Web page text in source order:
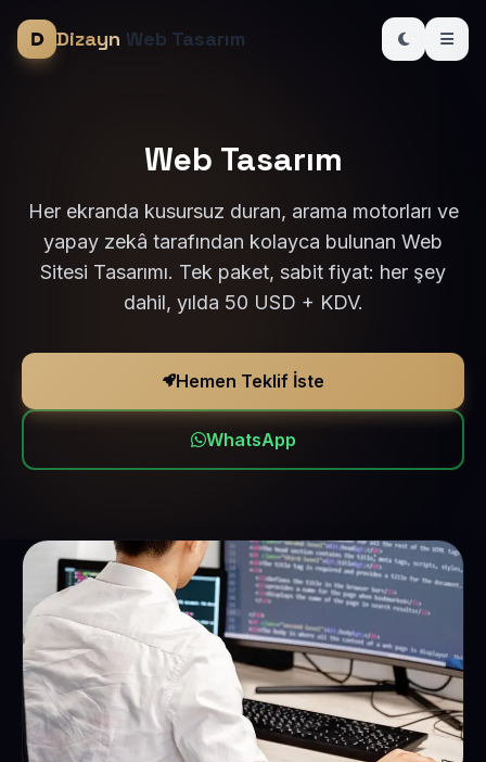
Dizayn Web Tasarım
Web Tasarım
Her ekranda kusursuz duran, arama motorları ve
yapay zekâ tarafından kolayca bulunan Web
Sitesi Tasarımı. Tek paket, sabit fiyat: her şey
dahil, yılda 50 USD + KDV.
Hemen Teklif İste
WhatsApp